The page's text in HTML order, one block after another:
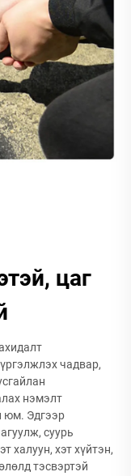
цаг
чадвар,
нэмэлт
юм. Эдгээр
суурь
халуун, хэт хүйтэн,
тэсвэртэй